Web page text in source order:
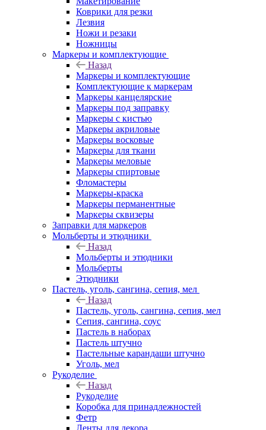
Коврики для резки
Лезвия
Ножи и резаки
Ножницы
Маркеры и комплектующие
Назад
Маркеры и комплектующие
Комплектующие к маркерам
Маркеры канцелярские
Маркеры под заправку
Маркеры с кистью
Маркеры акриловые
Маркеры восковые
Маркеры для ткани
Маркеры меловые
Маркеры спиртовые
Фломастеры
Маркеры-краска
Маркеры перманентные
Маркеры сквизеры
Заправки для маркеров
Мольберты и этюдники
Назад
Мольберты и этюдники
Мольберты
Этюдники
Пастель, уголь, сангина, сепия, мел
Назад
Пастель, уголь, сангина, сепия, мел
Сепия, сангина, соус
Пастель в наборах
Пастель штучно
Пастельные карандаши штучно
Уголь, мел
Рукоделие
Назад
Рукоделие
Коробка для принадлежностей
Фетр
Ленты для декора